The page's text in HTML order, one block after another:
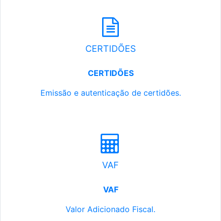
CERTIDÕES
CERTIDÕES
Emissão e autenticação de certidões.
VAF
VAF
Valor Adicionado Fiscal.